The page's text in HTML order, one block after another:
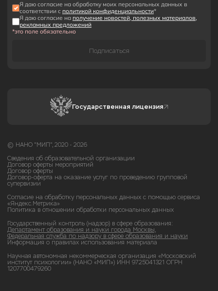
Я даю согласие на обработку моих персональных данных в
соответствии с политикой конфиденциальности*
Я даю согласие на получение новостей, полезных материалов,
рекламных предложений
*это поле обязательно
Подписаться
Государственная лицензия
© НАНО "МИП", 2020 - 2026
Сведения об образовательной организации
Договор оферты мероприятий
Договор оферты
Договор-оферта на оказание услуг по проведению групповой
супервизии
Согласие на обработку персональных данных с помощью сервиса
«Яндекс.Метрика»
Политика в отношении обработки персональных данных
Государственный контроль (надзор) в сфере образования:
Департамент образования и науки города Москвы,
Федеральная служба по надзору в сфере образования и науки
Информация о правилах использования материала
Научная автономная некоммерческая организация «Московский
институт психологии» (НАНО «МИП») ИНН 9725041321 ОГРН
1207700479260